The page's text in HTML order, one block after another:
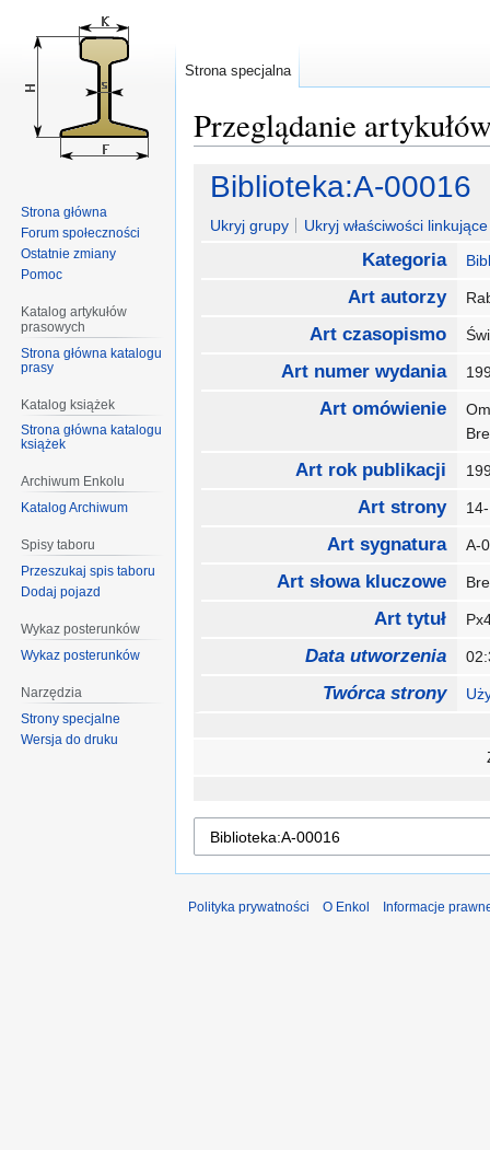
Przeglądanie
Przejdź
nawigacji
Przejdź
wyszukiwania
Biblioteka:A-00016
Ukryj grupy Ukryj właściwości
Kategoria
Art autorzy
Art czasopismo
Art numer wydania
Art omówienie
Art rok publikacji
Art strony
Art sygnatura A-
Art słowa kluczowe
Art tytuł
Data utworzenia
Twórca strony
Strona specjalna
Strona główna
Forum społeczności
Ostatnie zmiany
Pomoc
Katalog artykułów
prasowych
Strona główna katalogu
prasy
Katalog książek
Strona główna katalogu
książek
Archiwum Enkolu
Katalog Archiwum
Spisy taboru
Przeszukaj spis taboru
Dodaj pojazd
Wykaz posterunków
Wykaz posterunków
Narzędzia
Strony specjalne
Wersja do druku
Polityka prywatności O Enkol Informacje